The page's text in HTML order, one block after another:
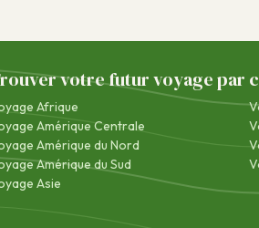
votre futur voyage par
Afrique
Amérique Centrale
Amérique du Nord
Amérique du Sud
Asie